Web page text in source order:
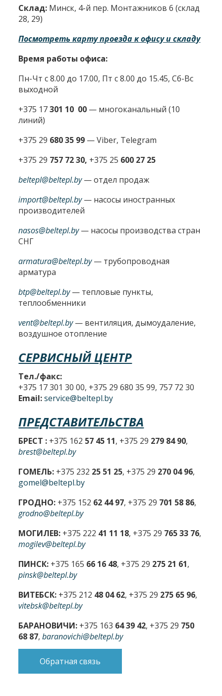
Склад: Минск, 4-й пер. Монтажников 6 (склад
28, 29)
Посмотреть карту проезда к офису и складу
Время работы офиса:
Пн-Чт с 8.00 до 17.00, Пт с 8.00 до 15.45, Сб-Вс
выходной
+375 17301 10 00 — многоканальный (10
линий)
+375 29 680 35 99 — Viber, Telegram
+375 29 757 72 30, +375 25 600 27 25
beltepl@beltepl.by— отдел продаж
import@beltepl.by— насосы иностранных
производителей
nasos@beltepl.by— насосы производства стран
СНГ
armatura@beltepl.by— трубопроводная
арматура
btp@beltepl.by— тепловые пункты,
теплообменники
vent@beltepl.by— вентиляция, дымоудаление,
воздушное отопление
СЕРВИСНЫЙ ЦЕНТР
Тел./факс:
+375 17 301 30 00, +375 29 680 35 99, 757 72 30
Email: service@beltepl.by
ПРЕДСТАВИТЕЛЬСТВА
БРЕСТ : +375 162 57 45 11, +375 29 279 84 90,
brest@beltepl.by
ГОМЕЛЬ: +375 232 25 51 25, +375 29 270 04 96,
gomel@beltepl.by
ГРОДНО: +375 152 62 44 97, +375 29 701 58 86,
grodno@beltepl.by
МОГИЛЕВ: +375 222 41 11 18, +375 29 765 33 76,
mogilev@beltepl.by
ПИНСК: +375 165 66 16 48, +375 29 275 21 61,
pinsk@beltepl.by
ВИТЕБСК: +375 212 48 04 62, +375 29 275 65 96,
vitebsk@beltepl.by
БАРАНОВИЧИ: +375 163 64 39 42, +375 29 750
68 87,baranovichi@beltepl.by
Обратная связь